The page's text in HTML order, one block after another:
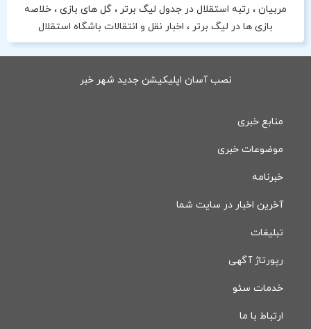
مربیان ، رتبه استقلال در جدول لیگ برتر ، گل های بازی ، خلاصه
بازی ها در لیگ برتر ، اخبار نقل و انتقالات باشگاه استقلال
نصب آسان اپلیکیشن جدید شهر خبر
منابع خبری
موضوعات خبری
خبرنامه
آخرین اخبار در سایت شما
تبلیغات
رپورتاژ آگهی
خدمات سئو
ارتباط با ما